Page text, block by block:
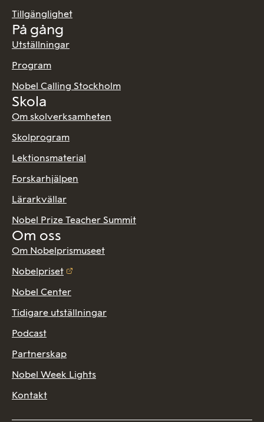
Tillgänglighet
På gång
Utställningar
Program
Nobel Calling Stockholm
Skola
Om skolverksamheten
Skolprogram
Lektionsmaterial
Forskarhjälpen
Lärarkvällar
Nobel Prize Teacher Summit
Om oss
Om Nobelprismuseet
Nobelpriset
Nobel Center
Tidigare utställningar
Podcast
Partnerskap
Nobel Week Lights
Kontakt